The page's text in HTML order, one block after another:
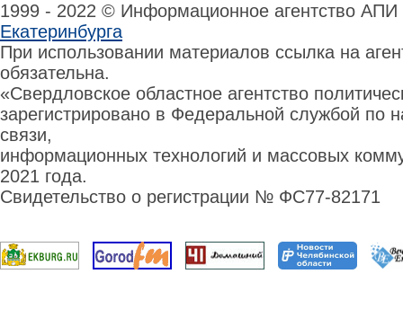
1999 - 2022 © Информационное агентство
Екатеринбурга
При использовании материалов ссылка на
обязательна.
«Свердловское областное агентство
зарегистрировано в Федеральной службой по
связи,
информационных технологий и массовых
2021 года.
Свидетельство о регистрации № ФС77-82171